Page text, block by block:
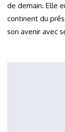
de demain. Elle
continent du
son avenir avec